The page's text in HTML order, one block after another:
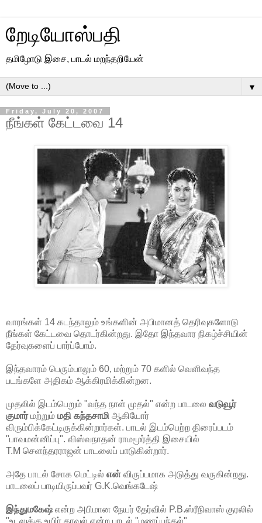
றேடியோஸ்பதி
தமிழோடு இசை, பாடல் மறந்தறியேன்
▼
Friday, July 20, 2007
நீங்கள் கேட்டவை 14
வாரங்கள் 14 கடந்தாலும் உங்களின் அபிமானத் தெரிவுகளோடு
நீங்கள் கேட்டவை தொடர்கின்றது. இதோ இந்தவார நிகழ்ச்சியின்
தேர்வுகளைப் பார்ப்போம்.
இந்தவாரம் பெரும்பாலும் 60, மற்றும் 70 களில் வெளிவந்த
படங்களே அதிகம் ஆக்கிரமிக்கின்றன.
முதலில் இடம்பெறும் "வந்த நாள் முதல்" என்ற பாடலை வடுவூர்
குமார்மற்றும் மதி கந்தசாமி ஆகியோர்
விரும்பிக்கேட்டிருக்கின்றார்கள். பாடல் இடம்பெற்ற திரைப்படம்
"பாவமன்னிப்பு". விஸ்வநாதன் ராமமூர்த்தி இசையில்
T.M செளந்தரராஜன் பாடலைப் பாடுகின்றார்.
அதே பாடல் சோக மெட்டில் என் விருப்பமாக அடுத்து வருகின்றது.
பாடலைப் பாடியிருப்பவர் G.K.வெங்கடேஷ்
இந்துமகேஷ் என்ற அபிமான நேயர் தேர்வில் P.B.ஸ்ரீநிவாஸ் குரலில்
"உடலுக்கு உயிர் காவல் என்ற பாடல் "மணப்பந்தல்"